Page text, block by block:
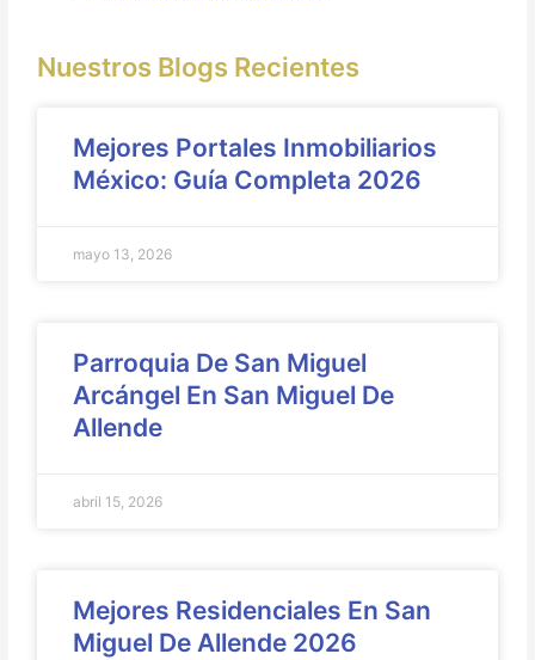
Nuestros Blogs Recientes
Mejores Portales Inmobiliarios
México: Guía Completa 2026
mayo 13, 2026
Parroquia De San Miguel
Arcángel En San Miguel De
Allende
abril 15, 2026
Mejores Residenciales En San
Miguel De Allende 2026